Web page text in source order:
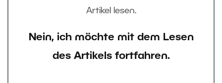
Artikel lesen.
Nein, ich möchte mit dem Lesen
des Artikels fortfahren.